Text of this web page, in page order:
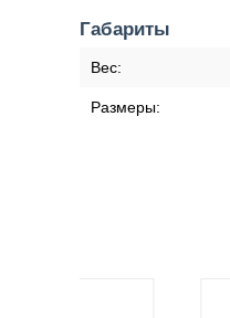
Габариты
Вес:
Размеры: